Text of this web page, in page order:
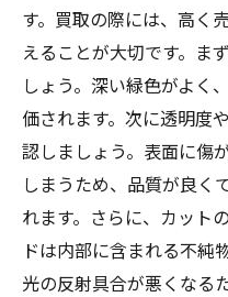
す。買取の際には、高く
えることが大切です。ま
しょう。深い緑色がよく
価されます。次に透明度
認しましょう。表面に傷
しまうため、品質が良く
れます。さらに、カット
ドは内部に含まれる不純
光の反射具合が悪くなる